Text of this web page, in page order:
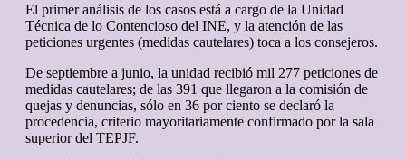
El primer análisis de los casos está a cargo de la Unidad
Técnica de lo Contencioso del INE, y la atención de las
peticiones urgentes (medidas cautelares) toca a los consejeros.
De septiembre a junio, la unidad recibió mil 277 peticiones de
medidas cautelares; de las 391 que llegaron a la comisión de
quejas y denuncias, sólo en 36 por ciento se declaró la
procedencia, criterio mayoritariamente confirmado por la sala
superior del TEPJF.